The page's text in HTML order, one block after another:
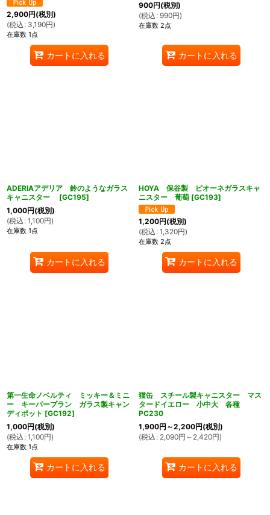
2,900円(税別)
(税込 : 3,190円)
在庫数 1点
カートに入れる
900円(税別)
(税込 : 990円)
在庫数 2点
カートに入れる
ADERIAアデリア 鈴のようなガラス
キャニスター
[GC195]
1,000円(税別)
(税込 : 1,100円)
在庫数 1点
カートに入れる
HOYA 保谷製 ピオーネガラスキャ
ニスター 葡萄 [GC193]
1,200円(税別)
(税込 : 1,320円)
在庫数 2点
カートに入れる
第一生命ノベルティ ミッキー＆ミニ
ー キーパープラン ガラス製キャン
ディポット [GC192]
1,000円(税別)
(税込 : 1,100円)
在庫数 1点
カートに入れる
猫缶 スチール製キャニスター マス
タードイエロー 小中大 各種
PC230
1,900円 ～2,200円(税別)
(税込 : 2,090円 ～2,420円)
カートに入れる